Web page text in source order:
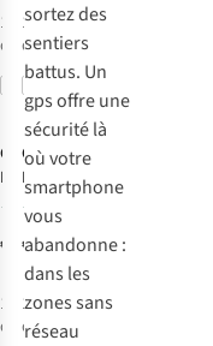
1
couleur
disponible
Comparer
1couleur
disponible
Comparer
Avis
d'experts
Garmin Gps
Inreach Mini 3
Plus
€499,99
1
couleur
disponible
Garmin Gps
Etrex Touch
€449,99
1couleur
disponible
sortez des
sentiers
battus. Un
gps offre une
sécurité là
où votre
smartphone
vous
abandonne :
dans les
zones sans
réseau